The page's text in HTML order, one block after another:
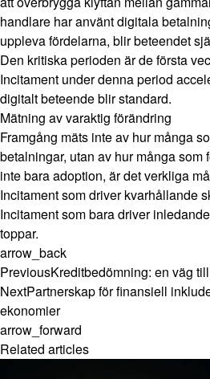
handlare har använt digitala
uppleva fördelarna, blir beteendet
Den kritiska perioden är de första
Incitament under denna period
digitalt beteende blir standard.
Mätning av varaktig förändring
Framgång mäts inte av hur många
betalningar, utan av hur många som
inte bara adoption, är det verkliga
Incitament som driver kvarhållande
Incitament som bara driver
toppar.
arrow_back
PreviousKreditbedömning: en väg
NextPartnerskap för finansiell
ekonomier
arrow_forward
Related articles